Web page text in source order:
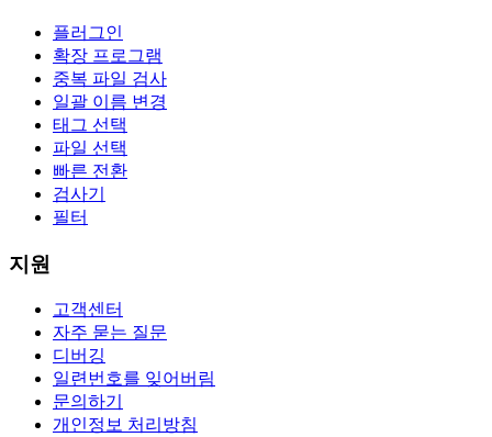
플러그인
확장 프로그램
중복 파일 검사
일괄 이름 변경
태그 선택
파일 선택
빠른 전환
검사기
필터
지원
고객센터
자주 묻는 질문
디버깅
일련번호를 잊어버림
문의하기
개인정보 처리방침